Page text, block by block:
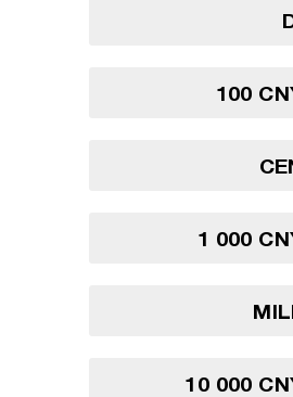
100
1 000
10 000